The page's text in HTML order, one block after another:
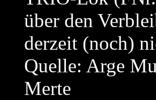
über den
derzeit (noch)
Quelle: Arge
Merte